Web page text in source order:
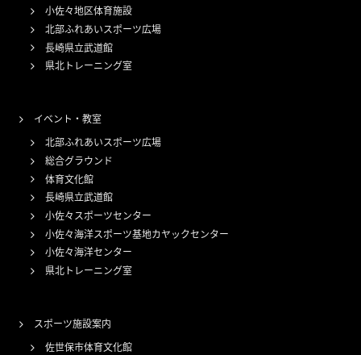
小佐々地区体育施設
北部ふれあいスポーツ広場
長崎県立武道館
県北トレーニング室
イベント・教室
北部ふれあいスポーツ広場
総合グラウンド
体育文化館
長崎県立武道館
小佐々スポーツセンター
小佐々海洋スポーツ基地カヤックセンター
小佐々海洋センター
県北トレーニング室
スポーツ施設案内
佐世保市体育文化館